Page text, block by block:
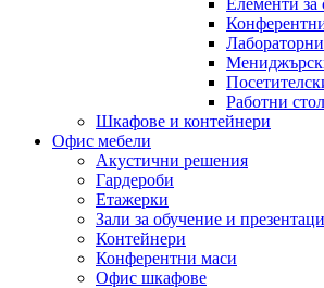
Елементи за
Работни
Шкафове и контейнери
Офис мебели
Акустични решения
Гардероби
Етажерки
Зали за обучение и
Контейнери
Конферентни маси
Офис шкафове